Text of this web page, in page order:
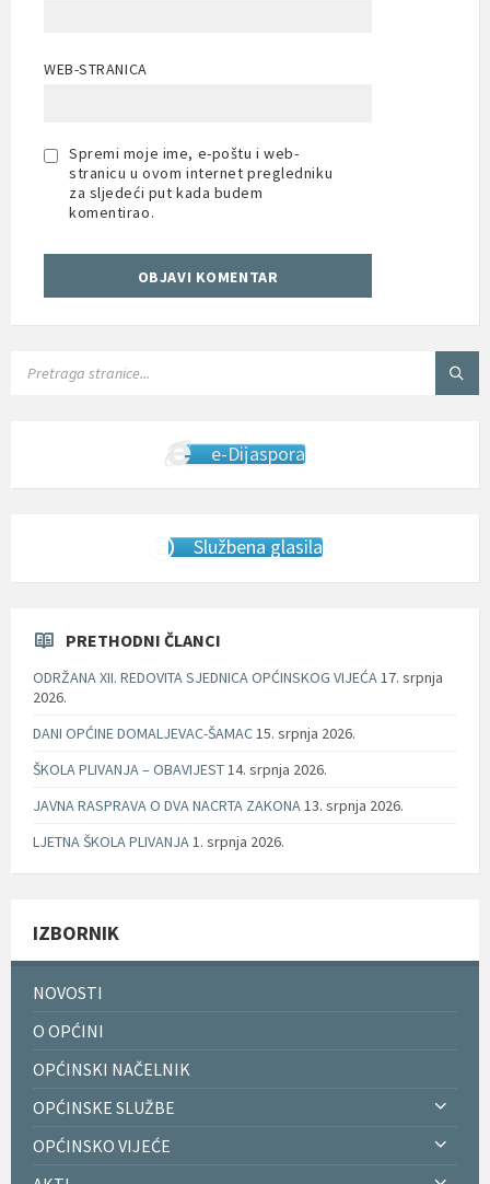
WEB-STRANICA
Spremi moje ime, e-poštu i web-
stranicu u ovom internet pregledniku
za sljedeći put kada budem
komentirao.
e-Dijaspora
Službena glasila
PRETHODNI ČLANCI
ODRŽANA XII. REDOVITA SJEDNICA OPĆINSKOG VIJEĆA17. srpnja
2026.
DANI OPĆINE DOMALJEVAC-ŠAMAC15. srpnja 2026.
ŠKOLA PLIVANJA – OBAVIJEST14. srpnja 2026.
JAVNA RASPRAVA O DVA NACRTA ZAKONA13. srpnja 2026.
LJETNA ŠKOLA PLIVANJA1. srpnja 2026.
IZBORNIK
NOVOSTI
O OPĆINI
OPĆINSKI NAČELNIK
OPĆINSKE SLUŽBE
OPĆINSKO VIJEĆE